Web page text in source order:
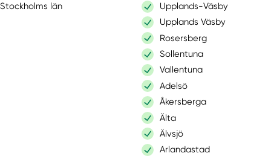
Stockholms län
Upplands-Väsby
Upplands Väsby
Rosersberg
Sollentuna
Vallentuna
Adelsö
Åkersberga
Älta
Älvsjö
Arlandastad